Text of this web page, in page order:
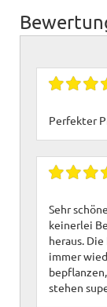
Perfekter
Sehr
keinerlei
heraus.
immer
stehen